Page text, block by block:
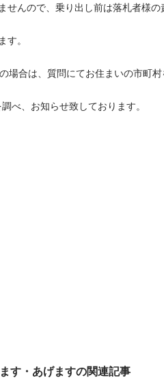
場合は、質問にてお住まいの市町村
す・あげますの関連記事